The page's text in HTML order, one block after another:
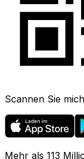
Scannen Sie
Mehr als 113